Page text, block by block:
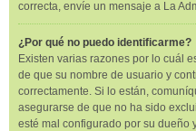
correcta, envíe un mensaje a La
¿Por qué no puedo identificarme?
Existen varias razones por lo cuál
de que su nombre de usuario y
correctamente. Si lo están,
asegurarse de que no ha sido
esté mal configurado por su dueño